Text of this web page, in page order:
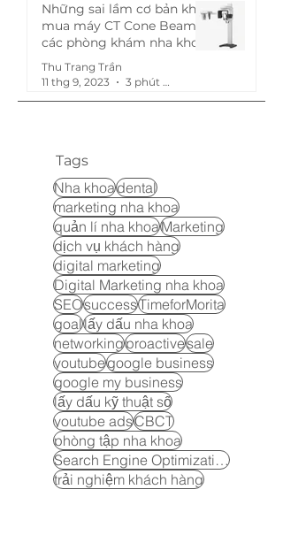
Những sai lầm cơ bản khi
mua máy CT Cone Beam
các phòng khám nha khoa
hay gặp phải
Thu Trang Trần
11 thg 9, 2023
3 phút đọc
Tags
Nha khoadental
marketing nha khoa
quản lí nha khoaMarketing
dịch vụ khách hàng
digital marketing
Digital Marketing nha khoa
SEOsuccessTimeforMorita
goallấy dấu nha khoa
networkingproactivesale
youtubegoogle business
google my business
lấy dấu kỹ thuật số
youtube adsCBCT
phòng tập nha khoa
Search Engine Optimization
trải nghiệm khách hàng